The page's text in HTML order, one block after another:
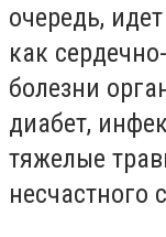
очередь,
как
болезни
диабет,
тяжелые
несчастного